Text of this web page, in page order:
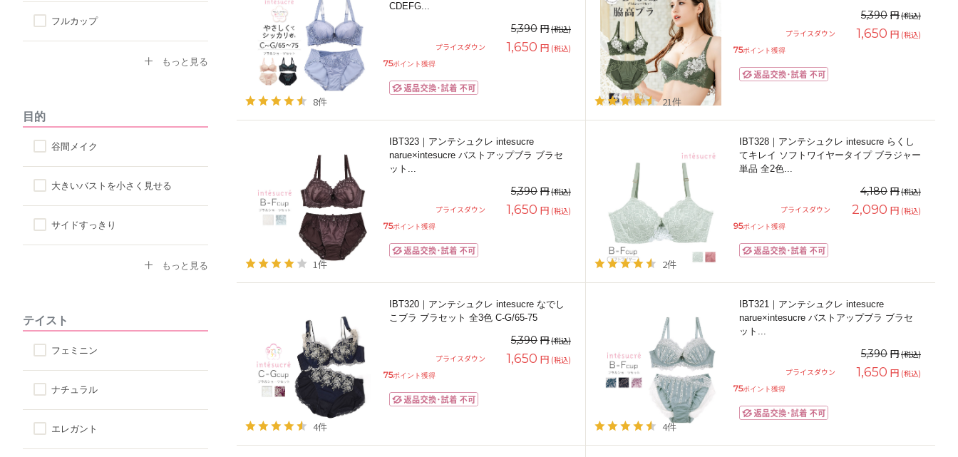
フルカップ
4/5カップ
もっと見る
目的
谷間メイク
大きいバストを小さく見せる
サイドすっきり
もっと見る
テイスト
フェミニン
ナチュラル
エレガント
CDEFG...
8件
5,390 円(税込)
プライスダウン
1,650 円 (税込)
75ポイント獲得
21件
5,390 円(税込)
プライスダウン
1,650 円 (税込)
75ポイント獲得
IBT323｜アンテシュクレ intesucre
narue×intesucre バストアップブラ ブラセ
ット ...
1件
5,390 円(税込)
プライスダウン
1,650 円 (税込)
75ポイント獲得
IBT328｜アンテシュクレ intesucre らくし
てキレイ ソフトワイヤータイプ ブラジャー
単品 全2色...
2件
4,180 円(税込)
プライスダウン
2,090 円 (税込)
95ポイント獲得
IBT320｜アンテシュクレ intesucre なでし
こブラ ブラセット 全3色 C-G/65-75
4件
5,390 円(税込)
プライスダウン
1,650 円 (税込)
75ポイント獲得
IBT321｜アンテシュクレ intesucre
narue×intesucre バストアップブラ ブラセ
ット ...
4件
5,390 円(税込)
プライスダウン
1,650 円 (税込)
75ポイント獲得